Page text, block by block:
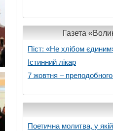
Газета
Піст: «Не хлібом
Істинний лікар
7 жовтня –
Поетична молитва, у